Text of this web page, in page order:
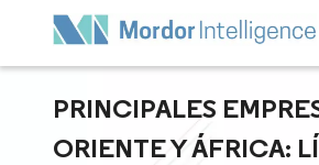
PRINCIPALES
ORIENTE Y ÁFRICA: